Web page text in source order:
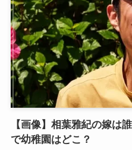
【画像】相葉雅紀の嫁は
で幼稚園はどこ？